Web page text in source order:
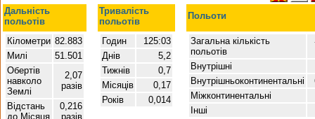
Дальність
польотів
Тривалість
польотів
Польоти
Кілометри 82.883
Милі
51.501
Обертів
навколо
Землі
2,07
разів
Відстань
до Місяця
0,216
разів
Годин
125:03
Днів
5,2
Тижнів
0,7
Місяців
0,17
Років
0,014
Загальна кількість
польотів
Внутрішні
Внутрішньоконтинентальні
Міжконтинентальні
Інші